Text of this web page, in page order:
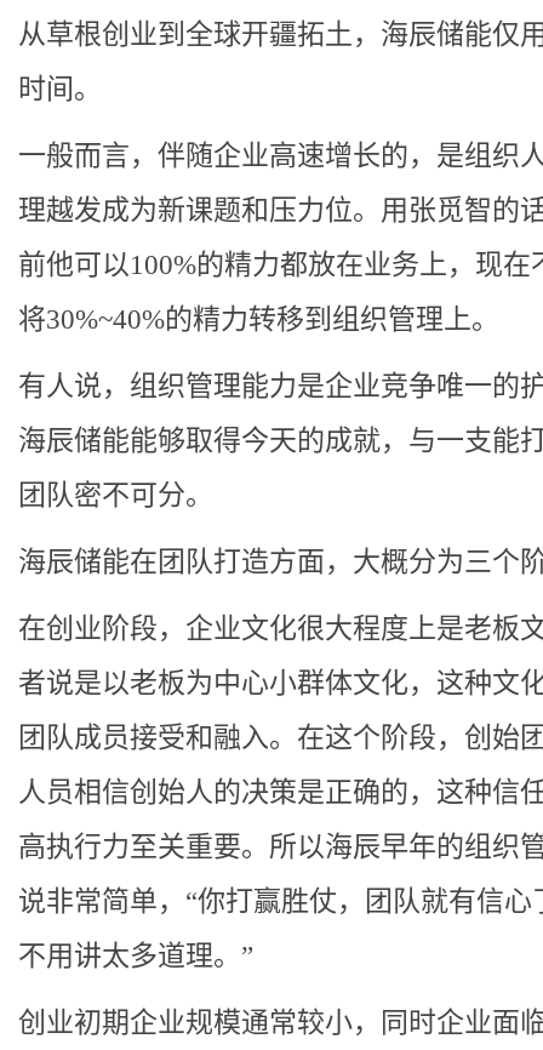
从草根创业到全球开疆拓土，海辰储能仅
时间。
一般而言，伴随企业高速增长的，是组织
理越发成为新课题和压力位。用张觅智的
前他可以100%的精力都放在业务上，现在
将30%~40%的精力转移到组织管理上。
有人说，组织管理能力是企业竞争唯一的
海辰储能能够取得今天的成就，与一支能
团队密不可分。
海辰储能在团队打造方面，大概分为三个
在创业阶段，企业文化很大程度上是老板
者说是以老板为中心小群体文化，这种文
团队成员接受和融入。在这个阶段，创始
人员相信创始人的决策是正确的，这种信
高执行力至关重要。所以海辰早年的组织
说非常简单，“你打赢胜仗，团队就有信心
不用讲太多道理。”
创业初期企业规模通常较小，同时企业面